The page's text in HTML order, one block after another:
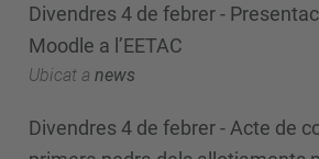
Divendres 4 de febrer -
Moodle a l’EETAC
Ubicat a news
Divendres 4 de febrer - Acte de